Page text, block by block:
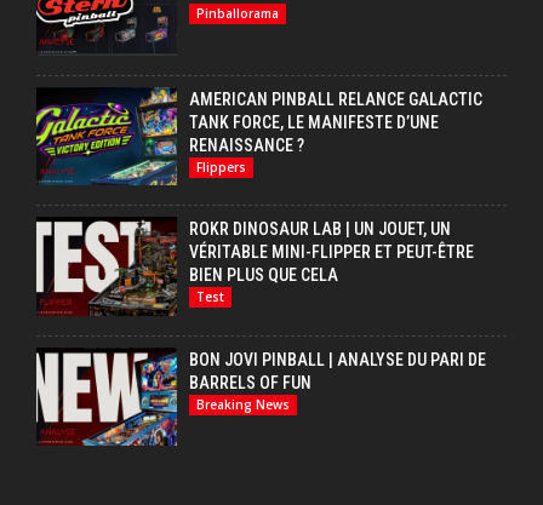
Pinballorama
AMERICAN PINBALL RELANCE GALACTIC
TANK FORCE, LE MANIFESTE D’UNE
RENAISSANCE ?
Flippers
ROKR DINOSAUR LAB | UN JOUET, UN
VÉRITABLE MINI-FLIPPER ET PEUT-ÊTRE
BIEN PLUS QUE CELA
Test
BON JOVI PINBALL | ANALYSE DU PARI DE
BARRELS OF FUN
Breaking News